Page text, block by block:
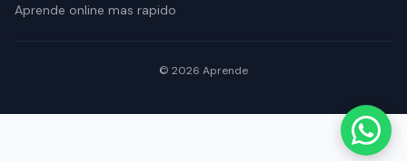
Aprende online mas rapido
© 2026 Aprende